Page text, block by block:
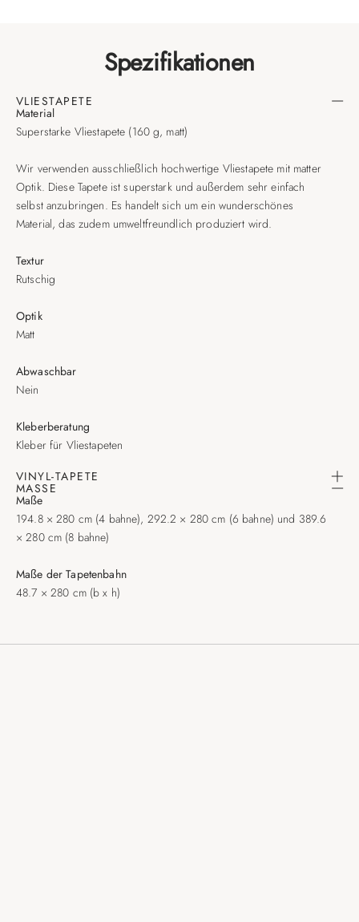
Spezifikationen
VLIESTAPETE
Material
Superstarke Vliestapete (160 g, matt)
Wir verwenden ausschließlich hochwertige Vliestapete mit matter
Optik. Diese Tapete ist superstark und außerdem sehr einfach
selbst anzubringen. Es handelt sich um ein wunderschönes
Material, das zudem umweltfreundlich produziert wird.
Textur
Rutschig
Optik
Matt
Abwaschbar
Nein
Kleberberatung
Kleber für Vliestapeten
VINYL-TAPETE
MASSE
Maße
194.8 × 280 cm (4 bahne), 292.2 × 280 cm (6 bahne) und 389.6
× 280 cm (8 bahne)
Maße der Tapetenbahn
48.7 × 280 cm (b x h)